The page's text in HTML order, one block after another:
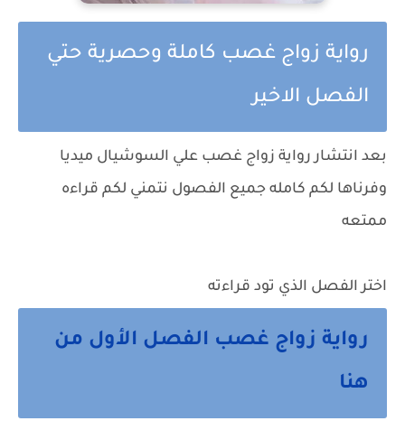
رواية زواج غصب كاملة وحصرية حتي
الفصل الاخير
بعد انتشار رواية زواج غصب علي السوشيال ميديا
وفرناها لكم كامله جميع الفصول نتمني لكم قراءه
ممتعه
اختر الفصل الذي تود قراءته
رواية زواج غصب الفصل الأول من
هنا